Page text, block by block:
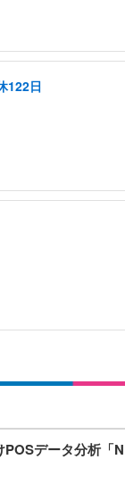
122日
データ分析「